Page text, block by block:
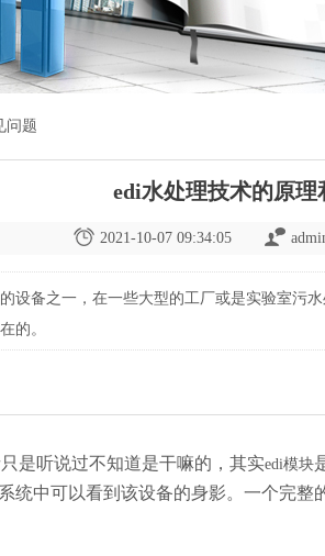
问题
edi水处理技术的原理
2021-10-07 09:34:05
设备之一，在一些大型的工厂或是实验室污
的。
是听说过不知道是干嘛的，其实edi模块
统中可以看到该设备的身影。一个完